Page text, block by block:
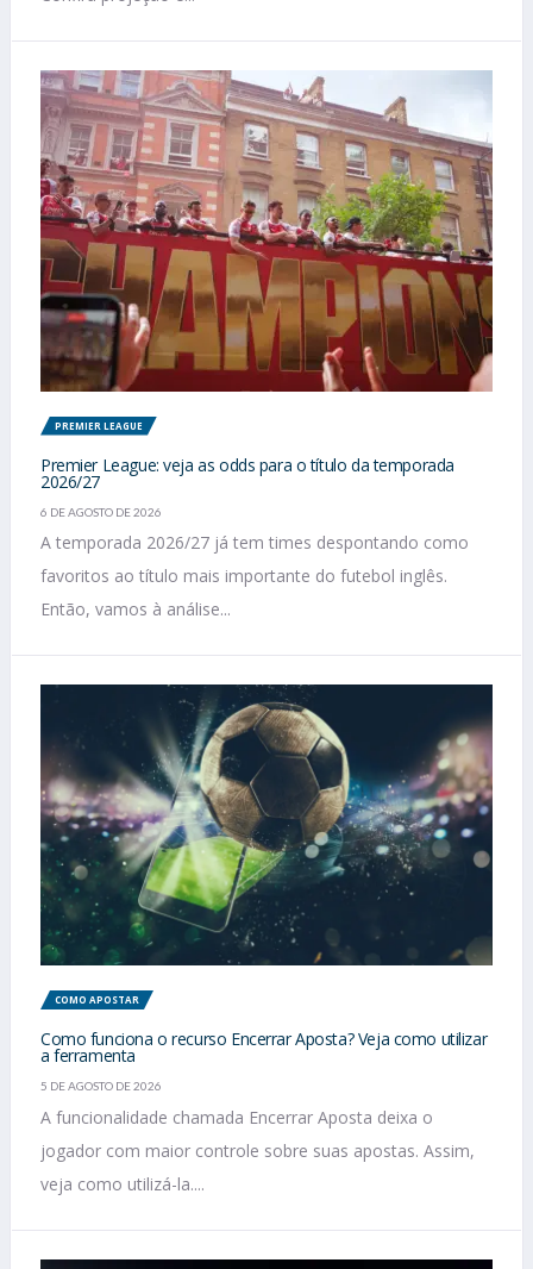
PREMIER LEAGUE
Premier League: veja as odds para o título da temporada
2026/27
6 DE AGOSTO DE 2026
A temporada 2026/27 já tem times despontando como
favoritos ao título mais importante do futebol inglês.
Então, vamos à análise...
COMO APOSTAR
Como funciona o recurso Encerrar Aposta? Veja como utilizar
a ferramenta
5 DE AGOSTO DE 2026
A funcionalidade chamada Encerrar Aposta deixa o
jogador com maior controle sobre suas apostas. Assim,
veja como utilizá-la....